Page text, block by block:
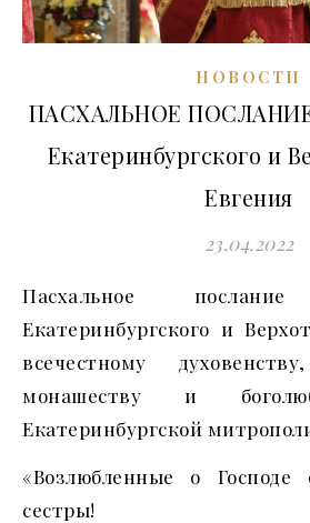
НОВОСТИ
ПАСХАЛЬНОЕ ПОСЛАНИЕ
Екатеринбургского и
Евгения
23.04.2022
Пасхальное послание митрополита
Екатеринбургского и
всечестному
монашеству и
Екатеринбургской
«Возлюбленные о
сестры!